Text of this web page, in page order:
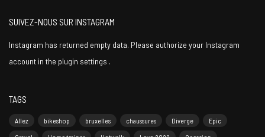
SUIVEZ-NOUS SUR INSTAGRAM
Instagram has returned empty data. Please authorize your Instagram
account in the plugin settings .
TAGS
Allez bikeshop bruxelles chaussures Diverge
Epic